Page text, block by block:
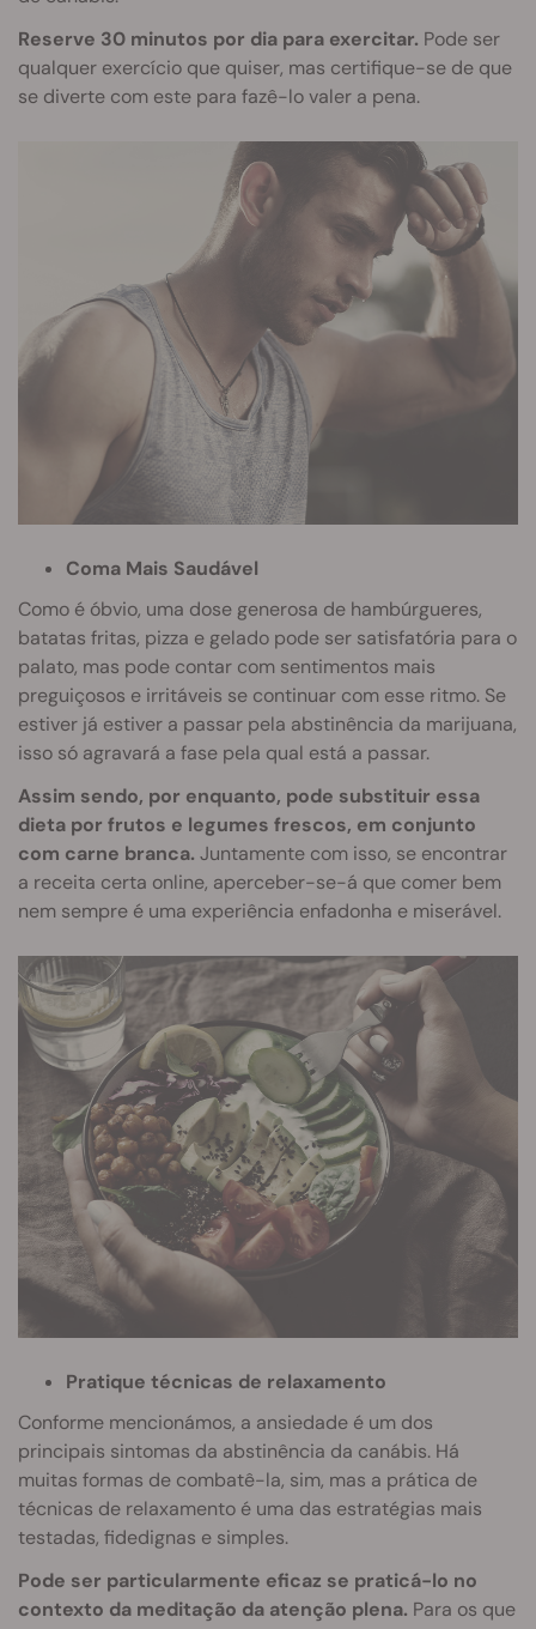
Reserve 30 minutos por dia para exercitar. Pode ser
qualquer exercício que quiser, mas certifique-se de que
se diverte com este para fazê-lo valer a pena.
Coma Mais Saudável
Como é óbvio, uma dose generosa de hambúrgueres,
batatas fritas, pizza e gelado pode ser satisfatória para o
palato, mas pode contar com sentimentos mais
preguiçosos e irritáveis se continuar com esse ritmo. Se
estiver já estiver a passar pela abstinência da marijuana,
isso só agravará a fase pela qual está a passar.
Assim sendo, por enquanto, pode substituir essa
dieta por frutos e legumes frescos, em conjunto
com carne branca. Juntamente com isso, se encontrar
a receita certa online, aperceber-se-á que comer bem
nem sempre é uma experiência enfadonha e miserável.
Pratique técnicas de relaxamento
Conforme mencionámos, a ansiedade é um dos
principais sintomas da abstinência da canábis. Há
muitas formas de combatê-la, sim, mas a prática de
técnicas de relaxamento é uma das estratégias mais
testadas, fidedignas e simples.
Pode ser particularmente eficaz se praticá-lo no
contexto da meditação da atenção plena. Para os que